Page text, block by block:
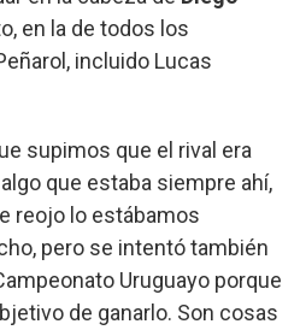
en la de todos los
incluido Lucas
supimos que el rival era
que estaba siempre ahí,
reojo lo estábamos
pero se intentó también
Uruguayo porque
de ganarlo. Son cosas